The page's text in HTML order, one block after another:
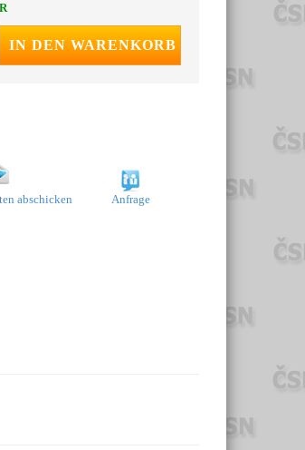
IN DEN WARENKORB
abschicken Anfrage